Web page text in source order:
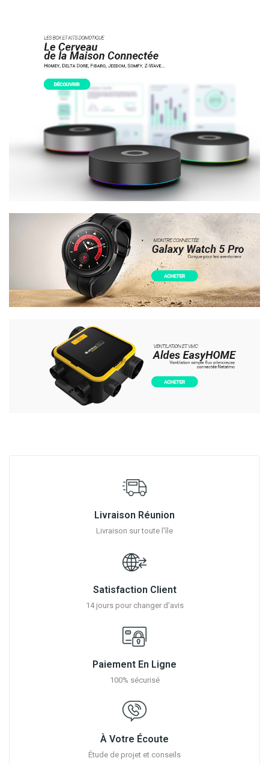
Livraison Réunion
Livraison sur toute l'île
Satisfaction Client
14 jours pour changer d'avis
Paiement En Ligne
100% sécurisé
À Votre Écoute
Étude de projet et conseils